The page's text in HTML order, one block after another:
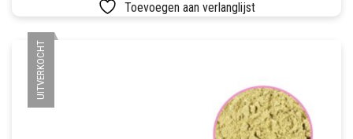
Toevoegen aan verlanglijst
UITVERKOCHT